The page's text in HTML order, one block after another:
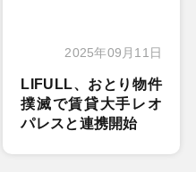
2025年09月11日
LIFULL、おとり物件
撲滅で賃貸大手レオ
パレスと連携開始